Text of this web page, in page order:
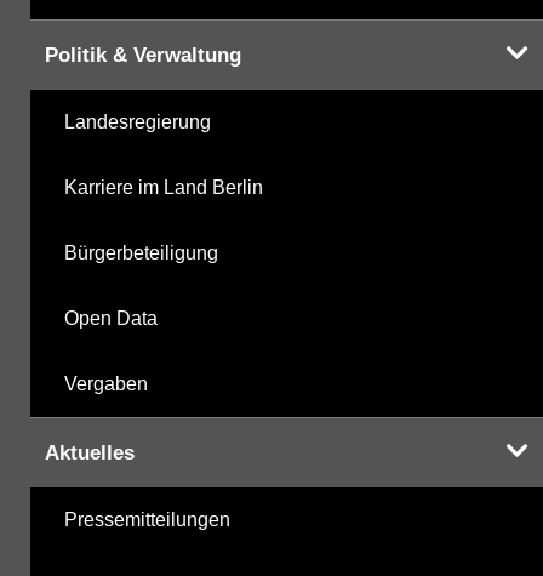
Politik & Verwaltung
Landesregierung
Karriere im Land Berlin
Bürgerbeteiligung
Open Data
Vergaben
Aktuelles
Pressemitteilungen